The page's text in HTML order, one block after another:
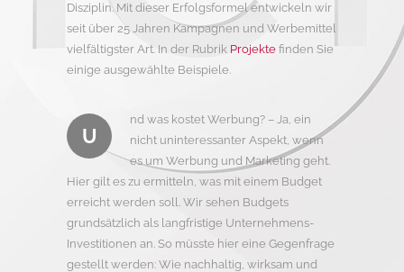
Disziplin. Mit dieser Erfolgsformel entwickeln wir
seit über 25 Jahren Kampagnen und Werbemittel
vielfältigster Art. In der Rubrik Projekte finden Sie
einige ausgewählte Beispiele.
U
nd was kostet Werbung? – Ja, ein
nicht uninteressanter Aspekt, wenn
es um Werbung und Marketing geht.
Hier gilt es zu ermitteln, was mit einem Budget
erreicht werden soll. Wir sehen Budgets
grundsätzlich als langfristige Unternehmens-
Investitionen an. So müsste hier eine Gegenfrage
gestellt werden: Wie nachhaltig, wirksam und